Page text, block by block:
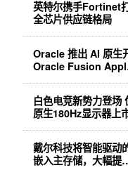
英特尔携手Fortinet
全芯片供应链格局
Oracle 推出 AI 原生
Oracle Fusion
白色电竞新势力登
原生180Hz显示器上
戴尔科技将智能驱动
嵌入主存储，大幅提